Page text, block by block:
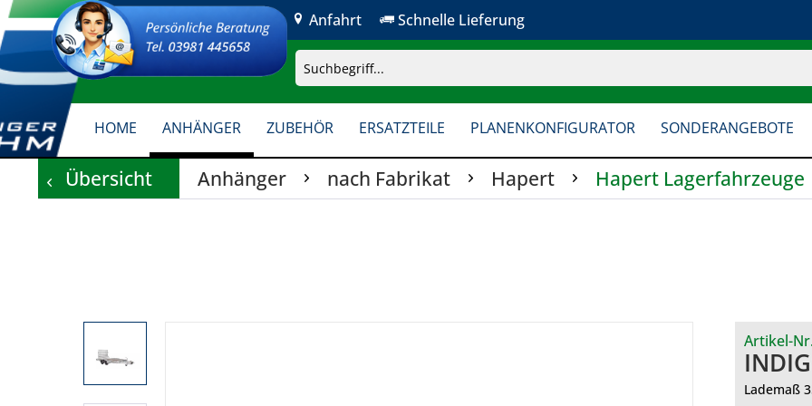
Anfahrt Schnelle Lieferung
HOME ANHÄNGER ZUBEHÖR ERSATZTEILE PLANENKONFIGURATOR SONDERANGEBOTE
Übersicht Anhänger nach Fabrikat Hapert Hapert Lagerfahrzeuge
Artikel-
Lademaß